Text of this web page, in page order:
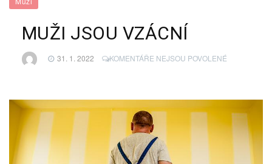
MUŽI JSOU VZÁCNÍ
31. 1. 2022 KOMENTÁŘE NEJSOU POVOLENÉU
MUŽI
JSOU
VZÁCNÍ